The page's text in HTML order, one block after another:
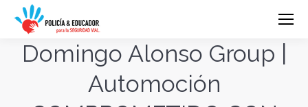
Domingo Alonso Group |
Automoción